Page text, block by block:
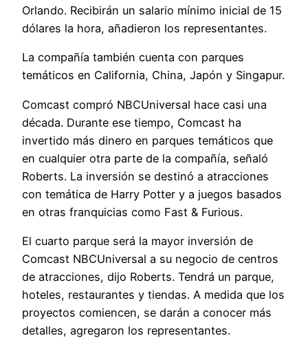
Orlando. Recibirán un salario mínimo inicial de 15
dólares la hora, añadieron los representantes.
La compañía también cuenta con parques
temáticos en California, China, Japón y Singapur.
Comcast compró NBCUniversal hace casi una
década. Durante ese tiempo, Comcast ha
invertido más dinero en parques temáticos que
en cualquier otra parte de la compañía, señaló
Roberts. La inversión se destinó a atracciones
con temática de Harry Potter y a juegos basados
en otras franquicias como Fast & Furious.
El cuarto parque será la mayor inversión de
Comcast NBCUniversal a su negocio de centros
de atracciones, dijo Roberts. Tendrá un parque,
hoteles, restaurantes y tiendas. A medida que los
proyectos comiencen, se darán a conocer más
detalles, agregaron los representantes.